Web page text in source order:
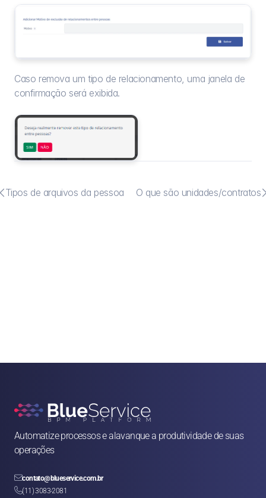
Caso remova um tipo de relacionamento, uma janela de
confirmação será exibida.
Tipos de arquivos da pessoa O que são unidades/contratos
Automatize processos e alavanque a produtividade de suas
operações
contato@blueservice.com.br
(11) 3083-2081